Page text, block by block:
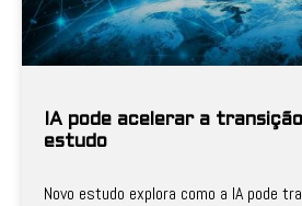
IA pode acelerar a
estudo
Novo estudo explora como a IA pode